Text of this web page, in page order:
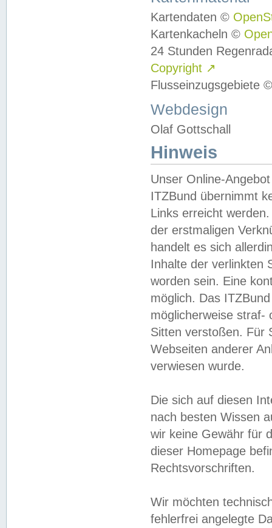
Kartendaten ©
Kartenkacheln ©
24 Stunden
Copyright ↗
Flusseinzugsgebiete
Webdesign
Olaf Gottschall
Hinweis
Unser Online-
ITZBund übernimmt
Links erreicht
der erstmaligen
handelt es sich
Inhalte der verlinkten
worden sein. Eine
möglich. Das
möglicherweise straf-
Sitten verstoßen. Für
Webseiten anderer
verwiesen wurde.
Die sich auf diesen
nach besten Wissen
wir keine Gewähr für
dieser Homepage
Rechtsvorschriften.
Wir möchten
fehlerfrei angelegte